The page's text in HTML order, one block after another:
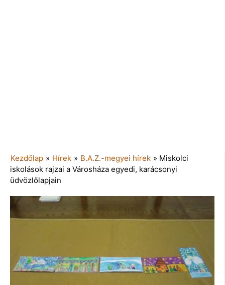
Kezdőlap » Hírek » B.A.Z.-megyei hírek » Miskolci
iskolások rajzai a Városháza egyedi, karácsonyi
üdvözlőlapjain